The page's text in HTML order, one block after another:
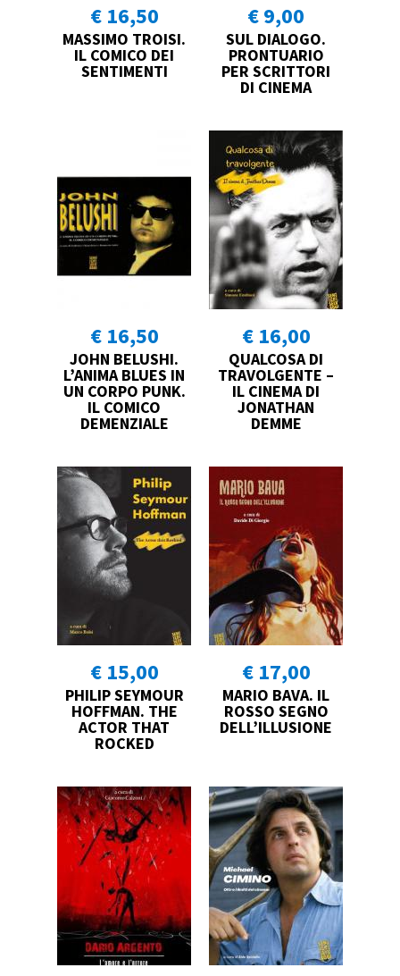
€ 16,50
MASSIMO TROISI.
IL COMICO DEI
SENTIMENTI
€ 9,00
SUL DIALOGO.
PRONTUARIO
PER SCRITTORI
DI CINEMA
€ 16,50
JOHN BELUSHI.
L’ANIMA BLUES IN
UN CORPO PUNK.
IL COMICO
DEMENZIALE
€ 16,00
QUALCOSA DI
TRAVOLGENTE –
IL CINEMA DI
JONATHAN
DEMME
€ 15,00
PHILIP SEYMOUR
HOFFMAN. THE
ACTOR THAT
ROCKED
€ 17,00
MARIO BAVA. IL
ROSSO SEGNO
DELL’ILLUSIONE